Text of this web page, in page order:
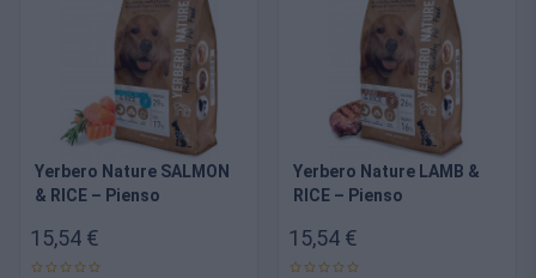
Yerbero Nature SALMON
& RICE – Pienso
con Salmon para Perros
Adultos
15,54 €
Yerbero Nature LAMB &
RICE – Pienso
con Cordero para Perros
Adultos
15,54 €